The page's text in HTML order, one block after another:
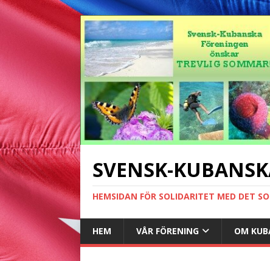
SVENSK-
HEMSIDAN FÖR SOLIDARITET MED DET
HEM VÅR FÖRENING OM